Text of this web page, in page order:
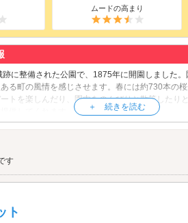
ムードの高まり
跡に整備された公園で、1875年に開園しました
る町の風情を感じさせます。春には約730本の
トを楽しんだり、園内をのんびりと散策したり
供してくれます。
山田エリアのラブホテルからもアクセスが便利
す
ト